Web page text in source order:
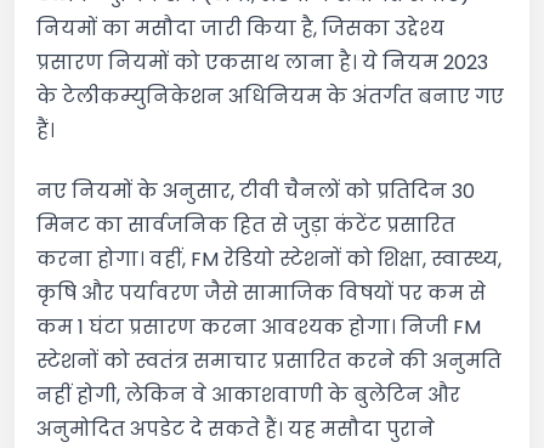
नियमों का मसौदा जारी किया है, जिसका उद्देश्य
प्रसारण नियमों को एकसाथ लाना है। ये नियम 2023
के टेलीकम्युनिकेशन अधिनियम के अंतर्गत बनाए गए
हैं।
नए नियमों के अनुसार, टीवी चैनलों को प्रतिदिन 30
मिनट का सार्वजनिक हित से जुड़ा कंटेंट प्रसारित
करना होगा। वहीं, FM रेडियो स्टेशनों को शिक्षा, स्वास्थ्य,
कृषि और पर्यावरण जैसे सामाजिक विषयों पर कम से
कम 1 घंटा प्रसारण करना आवश्यक होगा। निजी FM
स्टेशनों को स्वतंत्र समाचार प्रसारित करने की अनुमति
नहीं होगी, लेकिन वे आकाशवाणी के बुलेटिन और
अनुमोदित अपडेट दे सकते हैं। यह मसौदा पुराने